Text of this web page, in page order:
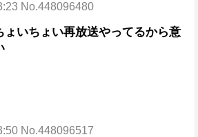
No.448096480
ょいちょい再放送やってるから意
No.448096517